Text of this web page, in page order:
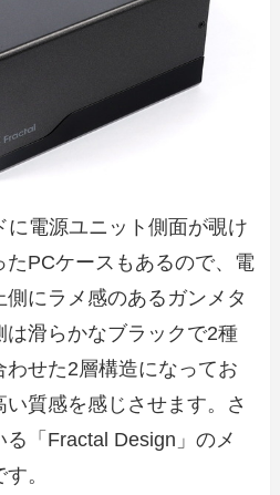
に電源ユニット側面が覗け
たPCケースもあるので、電
にラメ感のあるガンメタ
は滑らかなブラックで2種
せた2層構造になってお
質感を感じさせます。さ
る「Fractal Design」のメ
。